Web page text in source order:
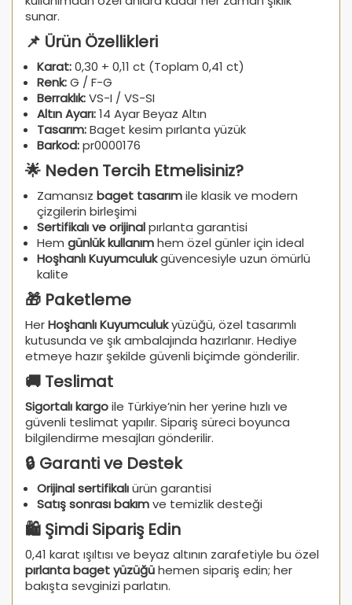
sunar.
📌 Ürün Özellikleri
Karat:0,30 + 0,11 ct (Toplam 0,41 ct)
Renk:G / F-G
Berraklık:VS-I / VS-SI
Altın Ayarı:14 Ayar Beyaz Altın
Tasarım:Baget kesim pırlanta yüzük
Barkod:pr0000176
🌟 Neden Tercih Etmelisiniz?
Zamansız baget tasarımile klasik ve modern
çizgilerin birleşimi
Sertifikalı ve orijinalpırlanta garantisi
Hem günlük kullanımhem özel günler için ideal
Hoşhanlı Kuyumculukgüvencesiyle uzun ömürlü
kalite
🎁 Paketleme
HerHoşhanlı Kuyumculukyüzüğü, özel tasarımlı
kutusunda ve şık ambalajında hazırlanır. Hediye
etmeye hazır şekilde güvenli biçimde gönderilir.
🚚 Teslimat
Sigortalı kargoile Türkiye’nin her yerine hızlı ve
güvenli teslimat yapılır. Sipariş süreci boyunca
bilgilendirme mesajları gönderilir.
🔒 Garanti ve Destek
Orijinal sertifikalıürün garantisi
Satış sonrası bakımve temizlik desteği
🛍️ Şimdi Sipariş Edin
0,41 karat ışıltısı ve beyaz altının zarafetiyle bu özel
pırlanta baget yüzüğühemen sipariş edin; her
bakışta sevginizi parlatın.